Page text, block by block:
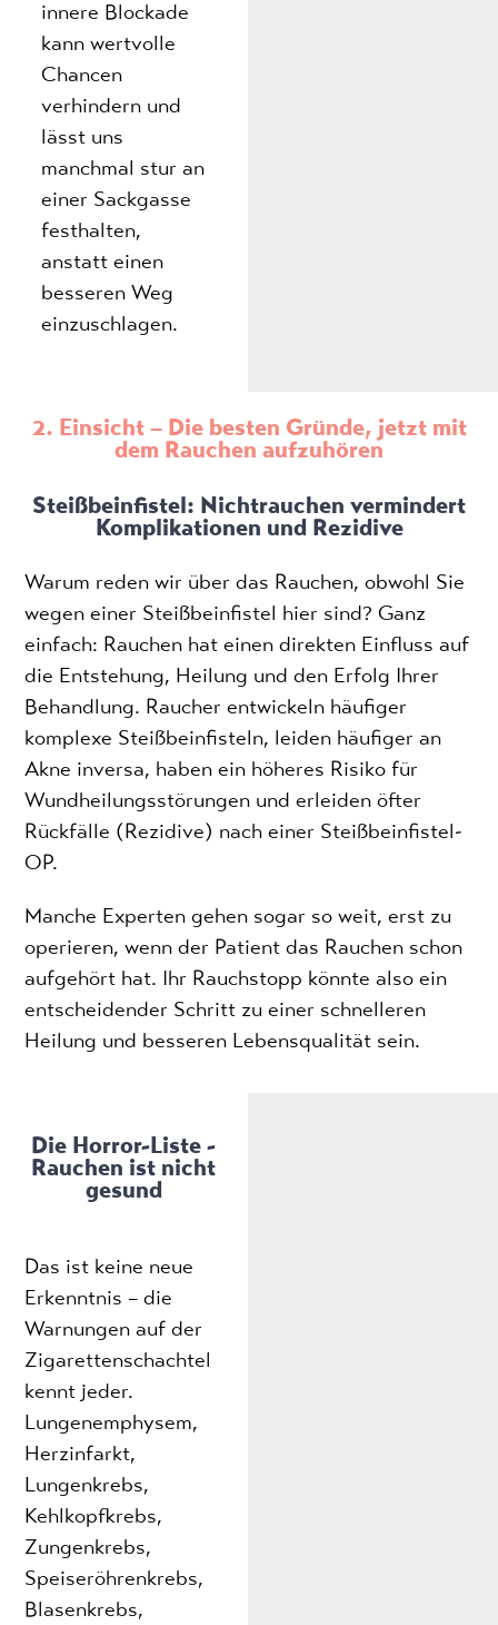
innere Blockade
kann wertvolle
Chancen
verhindern und
lässt uns
manchmal stur an
einer Sackgasse
festhalten,
anstatt einen
besseren Weg
einzuschlagen.
2. Einsicht – Die besten Gründe, jetzt mit
dem Rauchen aufzuhören
Steißbeinfistel: Nichtrauchen vermindert
Komplikationen und Rezidive
Warum reden wir über das Rauchen, obwohl Sie
wegen einer Steißbeinfistel hier sind? Ganz
einfach: Rauchen hat einen direkten Einfluss auf
die Entstehung, Heilung und den Erfolg Ihrer
Behandlung. Raucher entwickeln häufiger
komplexe Steißbeinfisteln, leiden häufiger an
Akne inversa, haben ein höheres Risiko für
Wundheilungsstörungen und erleiden öfter
Rückfälle (Rezidive) nach einer Steißbeinfistel-
OP.
Manche Experten gehen sogar so weit, erst zu
operieren, wenn der Patient das Rauchen schon
aufgehört hat. Ihr Rauchstopp könnte also ein
entscheidender Schritt zu einer schnelleren
Heilung und besseren Lebensqualität sein.
Die Horror-Liste -
Rauchen ist nicht
gesund
Das ist keine neue
Erkenntnis – die
Warnungen auf der
Zigarettenschachtel
kennt jeder.
Lungenemphysem,
Herzinfarkt,
Lungenkrebs,
Kehlkopfkrebs,
Zungenkrebs,
Speiseröhrenkrebs,
Blasenkrebs,